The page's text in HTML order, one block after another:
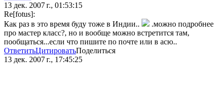
13 дек. 2007 г., 01:53:15
Re[fotus]:
Как раз в это время буду тоже в Индии..
.можно подробнее
про мастер класс?, но и вообще можно встретится там,
пообщаться...если что пишите по почте или в асю..
ОтветитьЦитироватьПоделиться
13 дек. 2007 г., 17:45:25